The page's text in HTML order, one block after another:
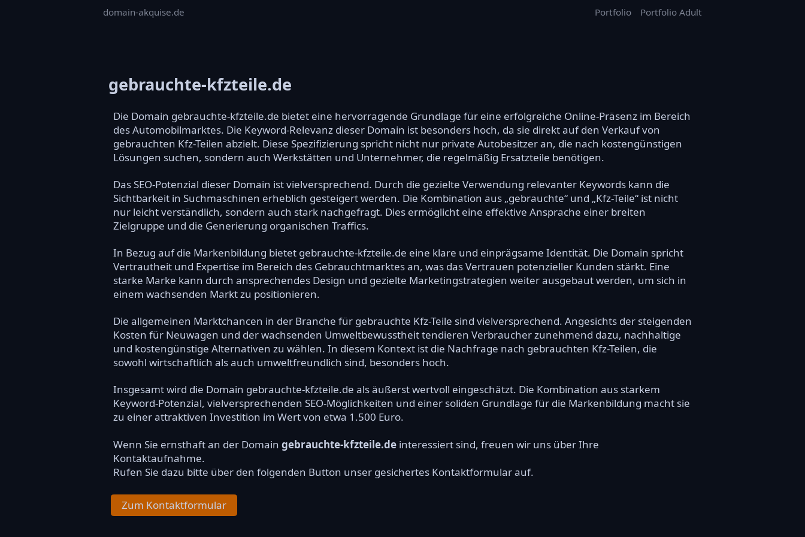
domain-akquise.de Portfolio Portfolio Adult
gebrauchte-kfzteile.de
Die Domain gebrauchte-kfzteile.de bietet eine hervorragende Grundlage für eine erfolgreiche Online-Präsenz im Bereich
des Automobilmarktes. Die Keyword-Relevanz dieser Domain ist besonders hoch, da sie direkt auf den Verkauf von
gebrauchten Kfz-Teilen abzielt. Diese Spezifizierung spricht nicht nur private Autobesitzer an, die nach kostengünstigen
Lösungen suchen, sondern auch Werkstätten und Unternehmer, die regelmäßig Ersatzteile benötigen.
Das SEO-Potenzial dieser Domain ist vielversprechend. Durch die gezielte Verwendung relevanter Keywords kann die
Sichtbarkeit in Suchmaschinen erheblich gesteigert werden. Die Kombination aus „gebrauchte“ und „Kfz-Teile“ ist nicht
nur leicht verständlich, sondern auch stark nachgefragt. Dies ermöglicht eine effektive Ansprache einer breiten
Zielgruppe und die Generierung organischen Traffics.
In Bezug auf die Markenbildung bietet gebrauchte-kfzteile.de eine klare und einprägsame Identität. Die Domain spricht
Vertrautheit und Expertise im Bereich des Gebrauchtmarktes an, was das Vertrauen potenzieller Kunden stärkt. Eine
starke Marke kann durch ansprechendes Design und gezielte Marketingstrategien weiter ausgebaut werden, um sich in
einem wachsenden Markt zu positionieren.
Die allgemeinen Marktchancen in der Branche für gebrauchte Kfz-Teile sind vielversprechend. Angesichts der steigenden
Kosten für Neuwagen und der wachsenden Umweltbewusstheit tendieren Verbraucher zunehmend dazu, nachhaltige
und kostengünstige Alternativen zu wählen. In diesem Kontext ist die Nachfrage nach gebrauchten Kfz-Teilen, die
sowohl wirtschaftlich als auch umweltfreundlich sind, besonders hoch.
Insgesamt wird die Domain gebrauchte-kfzteile.de als äußerst wertvoll eingeschätzt. Die Kombination aus starkem
Keyword-Potenzial, vielversprechenden SEO-Möglichkeiten und einer soliden Grundlage für die Markenbildung macht sie
zu einer attraktiven Investition im Wert von etwa 1.500 Euro.
Wenn Sie ernsthaft an der Domain gebrauchte-kfzteile.de interessiert sind, freuen wir uns über Ihre
Kontaktaufnahme.
Rufen Sie dazu bitte über den folgenden Button unser gesichertes Kontaktformular auf.
Zum Kontaktformular